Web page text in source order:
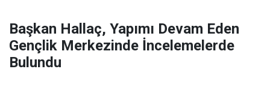
Başkan Hallaç, Yapımı Devam Eden
Gençlik Merkezinde İncelemelerde
Bulundu